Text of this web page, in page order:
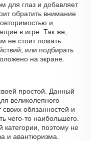
для глаз и добавляет
обратить внимание
и
в игре. Так же,
не стоит ломать
или подбирать
на экране.
простой. Данный
великолепного
обязанностей и
чего-то наибольшего.
поэтому не
и авантюризма.